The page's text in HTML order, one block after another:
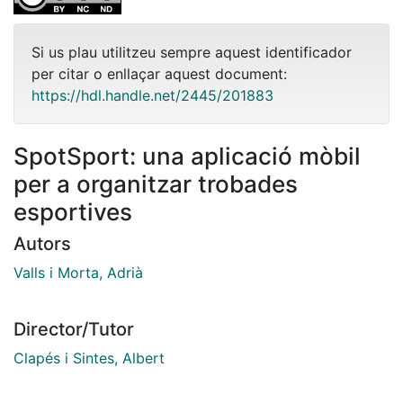
Si us plau utilitzeu sempre aquest identificador
per citar o enllaçar aquest document:
https://hdl.handle.net/2445/201883
SpotSport: una aplicació mòbil
per a organitzar trobades
esportives
Autors
Valls i Morta, Adrià
Director/Tutor
Clapés i Sintes, Albert